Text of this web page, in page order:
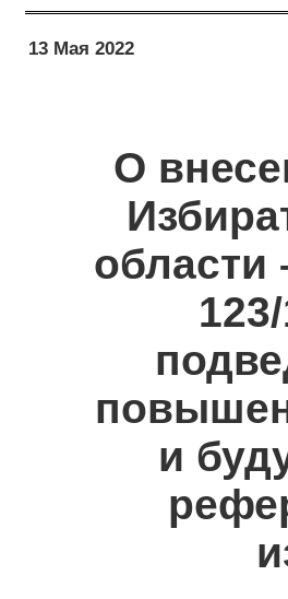
13 Мая 2022
О
области
и